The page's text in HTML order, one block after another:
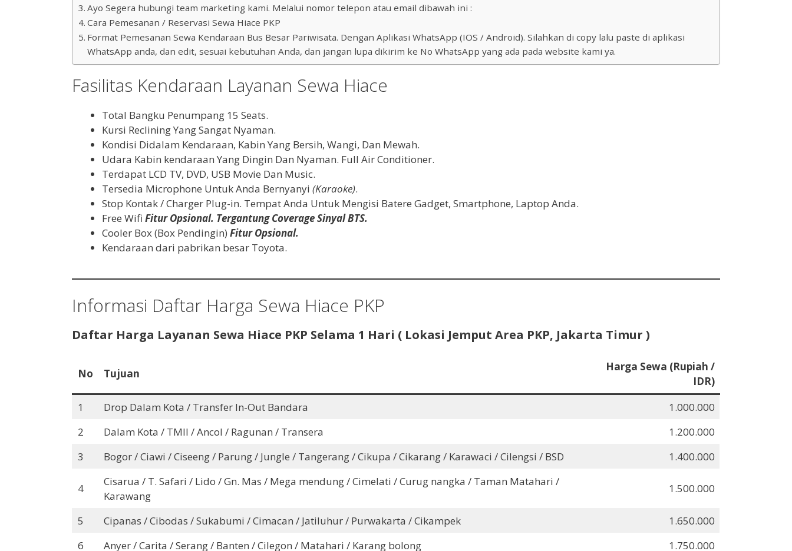
Ayo Segera hubungi team marketing kami. Melalui nomor telepon atau email dibawah ini :
Cara Pemesanan / Reservasi Sewa Hiace PKP
Format Pemesanan Sewa Kendaraan Bus Besar Pariwisata. Dengan Aplikasi WhatsApp (IOS / Android). Silahkan di copy lalu paste di aplikasi
WhatsApp anda, dan edit, sesuai kebutuhan Anda, dan jangan lupa dikirim ke No WhatsApp yang ada pada website kami ya.
Fasilitas Kendaraan Layanan Sewa Hiace
Total Bangku Penumpang 15 Seats.
Kursi Reclining Yang Sangat Nyaman.
Kondisi Didalam Kendaraan, Kabin Yang Bersih, Wangi, Dan Mewah.
Udara Kabin kendaraan Yang Dingin Dan Nyaman. Full Air Conditioner.
Terdapat LCD TV, DVD, USB Movie Dan Music.
Tersedia Microphone Untuk Anda Bernyanyi (Karaoke).
Stop Kontak / Charger Plug-in. Tempat Anda Untuk Mengisi Batere Gadget, Smartphone, Laptop Anda.
Free Wifi Fitur Opsional. Tergantung Coverage Sinyal BTS.
Cooler Box (Box Pendingin) Fitur Opsional.
Kendaraan dari pabrikan besar Toyota.
Informasi Daftar Harga Sewa Hiace PKP
Daftar Harga Layanan Sewa Hiace PKP Selama 1 Hari ( Lokasi Jemput Area PKP, Jakarta Timur )
No Tujuan
Harga Sewa (Rupiah /
IDR)
1
Drop Dalam Kota / Transfer In-Out Bandara
1.000.000
2
Dalam Kota / TMII / Ancol / Ragunan / Transera
1.200.000
3
Bogor / Ciawi / Ciseeng / Parung / Jungle / Tangerang / Cikupa / Cikarang / Karawaci / Cilengsi / BSD 1.400.000
4
Cisarua / T. Safari / Lido / Gn. Mas / Mega mendung / Cimelati / Curug nangka / Taman Matahari /
Karawang
1.500.000
5 Cipanas / Cibodas / Sukabumi / Cimacan / Jatiluhur / Purwakarta / Cikampek
1.650.000
6
Anyer / Carita / Serang / Banten / Cilegon / Matahari / Karang bolong 1.750.000